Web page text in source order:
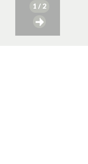
1 / 2